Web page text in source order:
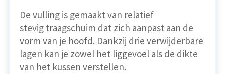
De vulling is gemaakt van relatief
stevig traagschuim dat zich aanpast aan de
vorm van je hoofd. Dankzij drie verwijderbare
lagen kan je zowel het liggevoel als de dikte
van het kussen verstellen.